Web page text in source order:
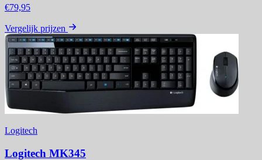
€79,95
Vergelijk prijzen
Logitech
Logitech MK345